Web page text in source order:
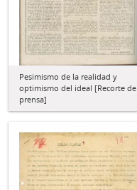
Pesimismo de la realidad y
optimismo del ideal [Recorte de
prensa]